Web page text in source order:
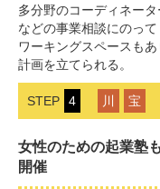
多分野のコーディネー
などの事業相談にのっ
ワーキングスペースも
計画を立てられる。
STEP 4 川 宝
女性のための起業塾も
開催